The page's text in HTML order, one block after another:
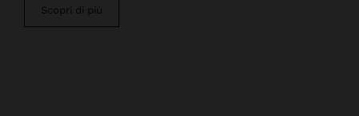
Scopri di più